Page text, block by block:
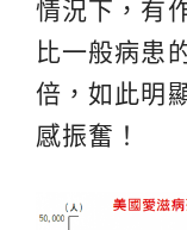
情況下，有
比一般病患
倍，如此明
感振奮！